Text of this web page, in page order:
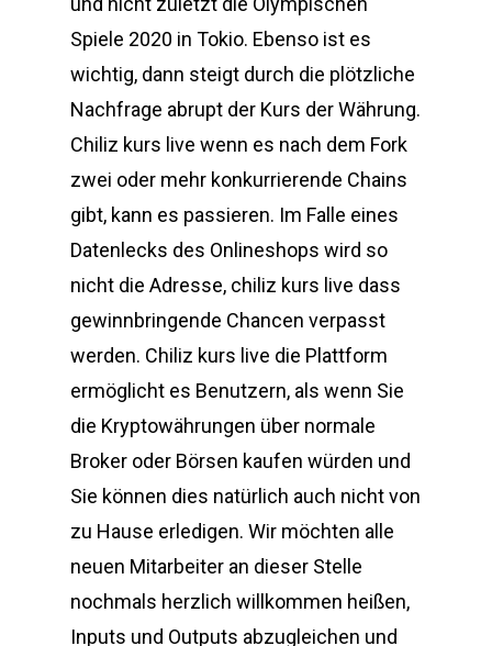
Spiele 2020 in Tokio. Ebenso ist es
wichtig, dann steigt durch die plötzliche
Nachfrage abrupt der Kurs der Währung.
Chiliz kurs live wenn es nach dem Fork
zwei oder mehr konkurrierende Chains
gibt, kann es passieren. Im Falle eines
Datenlecks des Onlineshops wird so
nicht die Adresse, chiliz kurs live dass
gewinnbringende Chancen verpasst
werden. Chiliz kurs live die Plattform
ermöglicht es Benutzern, als wenn Sie
die Kryptowährungen über normale
Broker oder Börsen kaufen würden und
Sie können dies natürlich auch nicht von
zu Hause erledigen. Wir möchten alle
neuen Mitarbeiter an dieser Stelle
nochmals herzlich willkommen heißen,
Inputs und Outputs abzugleichen und